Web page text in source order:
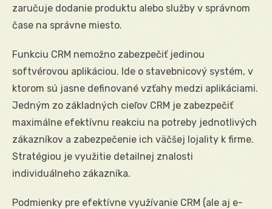
zaručuje dodanie produktu alebo služby v správnom
čase na správne miesto.
Funkciu CRM nemožno zabezpečiť jedinou
softvérovou aplikáciou. Ide o stavebnicový systém, v
ktorom sú jasne definované vzťahy medzi aplikáciami.
Jedným zo základných cieľov CRM je zabezpečiť
maximálne efektívnu reakciu na potreby jednotlivých
zákazníkov a zabezpečenie ich väčšej lojality k firme.
Stratégiou je využitie detailnej znalosti
individuálneho zákazníka.
Podmienky pre efektívne využívanie CRM (ale aj e-